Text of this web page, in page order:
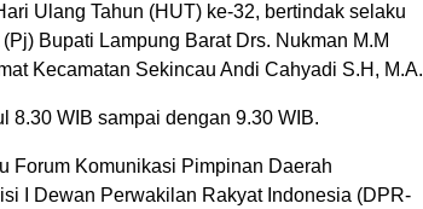
Ulang Tahun (HUT) ke-32, bertindak selaku
Bupati Lampung Barat Drs. Nukman M.M
Kecamatan Sekincau Andi Cahyadi S.H, M.A.
8.30 WIB sampai dengan 9.30 WIB.
Forum Komunikasi Pimpinan Daerah
I Dewan Perwakilan Rakyat Indonesia (DPR-